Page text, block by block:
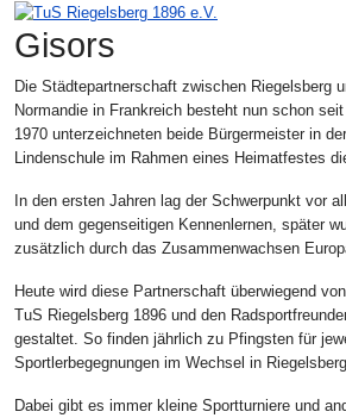
Gisors
Die Städtepartnerschaft zwischen Riegelsberg
Normandie in Frankreich besteht nun schon
1970 unterzeichneten beide Bürgermeister in
Lindenschule im Rahmen eines Heimatfestes
In den ersten Jahren lag der Schwerpunkt vor
und dem gegenseitigen Kennenlernen, später
zusätzlich durch das Zusammenwachsen
Heute wird diese Partnerschaft überwiegend
TuS Riegelsberg 1896 und den
gestaltet. So finden jährlich zu Pfingsten für
Sportlerbegegnungen im Wechsel in
Dabei gibt es immer kleine Sportturniere und